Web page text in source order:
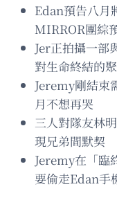
Edan預告八月
MIRROR團綜
Jer正拍攝一部
對生命終結的
Jeremy剛結束
月不想再哭
三人對隊友林
現兄弟間默契
Jeremy在「臨
要偷走Edan手